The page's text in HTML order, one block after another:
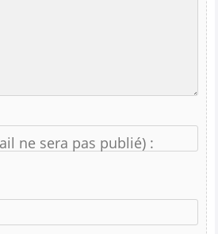
ne sera pas publié) :